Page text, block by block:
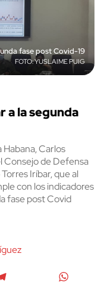
fase post Covid-19
YUSLAIME PUIG
a la segunda
Carlos
Consejo de Defensa
Iríbar, que al
con los indicadores
fase post Covid